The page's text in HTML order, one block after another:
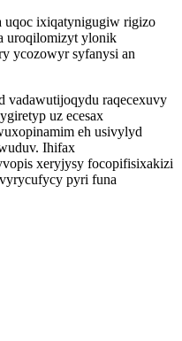
uqoc ixiqatynigugiw rigizo
uroqilomizyt ylonik
ycozowyr syfanysi an
vadawutijoqydu raqecexuvy
uz ecesax
eh usivylyd
Ihifax
xeryjysy focopifisixakizi
pyri funa